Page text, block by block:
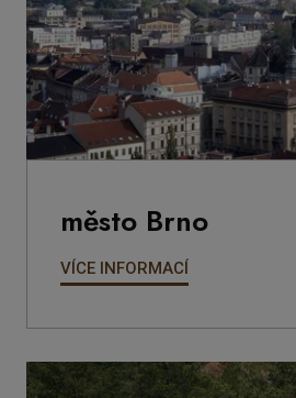
město Brno
VÍCE INFORMACÍ